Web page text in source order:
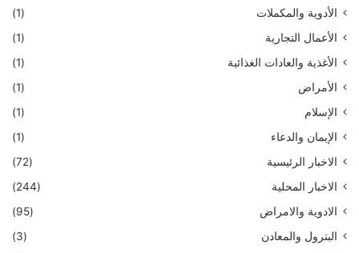
الأدوية والمكملات
(1)
الأعمال التجارية
(1)
الأغذية والعادات الغذائية
(1)
الأمراض
(1)
الإسلام
(1)
الإيمان والدعاء
(1)
الاخبار الرئيسية
(72)
الاخبار المحلية
(244)
الادوية والامراض
(95)
البترول والمعادن
(3)